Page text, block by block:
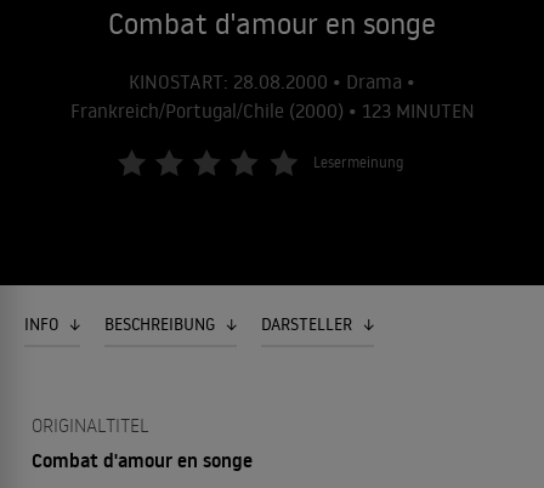
Combat d'amour en songe
KINOSTART: 28.08.2000 • Drama •
Frankreich/Portugal/Chile (2000) • 123 MINUTEN
Lesermeinung
INFO BESCHREIBUNG DARSTELLER
ORIGINALTITEL
Combat d'amour en songe